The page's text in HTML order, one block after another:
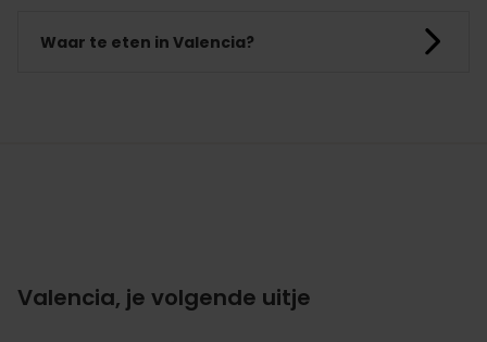
Waar te eten in Valencia?
Valencia, je volgende uitje